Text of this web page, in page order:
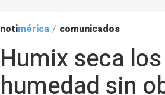
notimérica / comunicados
Humix seca
humedad sin